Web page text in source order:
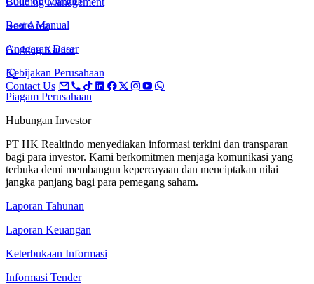
Board Manual
Anggaran Dasar
Kebijakan Perusahaan
Piagam Perusahaan
Hubungan Investor
PT HK Realtindo menyediakan informasi terkini dan transparan
bagi para investor. Kami berkomitmen menjaga komunikasi yang
terbuka demi membangun kepercayaan dan menciptakan nilai
jangka panjang bagi para pemegang saham.
Laporan Tahunan
Laporan Keuangan
Keterbukaan Informasi
Informasi Tender
Rest Area
Gedung Kantor
Contact Us